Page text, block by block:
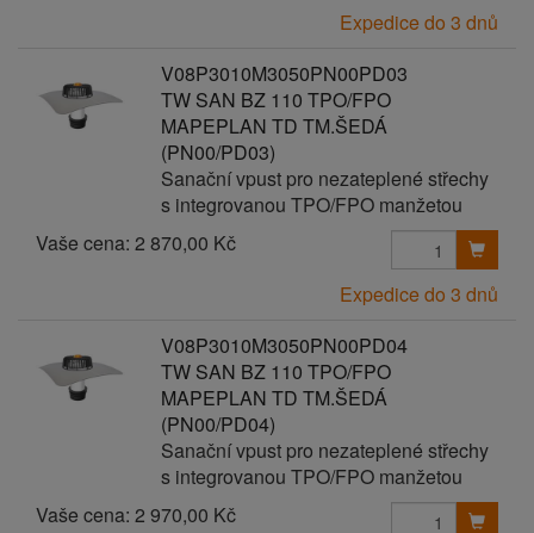
Expedice do 3 dnů
V08P3010M3050PN00PD03
TW SAN BZ 110 TPO/FPO
MAPEPLAN TD TM.ŠEDÁ
(PN00/PD03)
Sanační vpust pro nezateplené střechy
s integrovanou TPO/FPO manžetou
Vaše cena: 2 870,00 Kč
Expedice do 3 dnů
V08P3010M3050PN00PD04
TW SAN BZ 110 TPO/FPO
MAPEPLAN TD TM.ŠEDÁ
(PN00/PD04)
Sanační vpust pro nezateplené střechy
s integrovanou TPO/FPO manžetou
Vaše cena: 2 970,00 Kč